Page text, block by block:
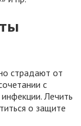
страдают от
с
Лечить
о защите